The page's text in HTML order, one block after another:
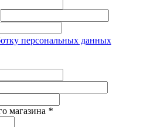
персональных данных
магазина *